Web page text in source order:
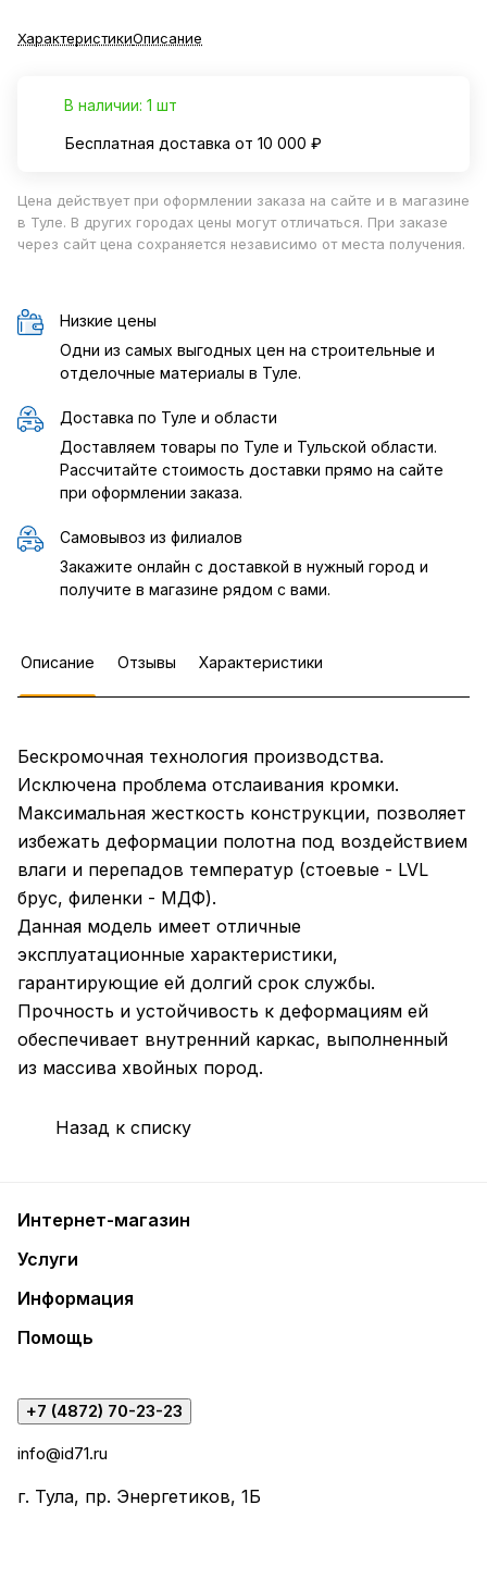
ХарактеристикиОписание
В наличии: 1 шт
Бесплатная доставка от 10 000 ₽
Цена действует при оформлении заказа на сайте и в магазине
в Туле. В других городах цены могут отличаться. При заказе
через сайт цена сохраняется независимо от места получения.
Низкие цены
Одни из самых выгодных цен на строительные и
отделочные материалы в Туле.
Доставка по Туле и области
Доставляем товары по Туле и Тульской области.
Рассчитайте стоимость доставки прямо на сайте
при оформлении заказа.
Самовывоз из филиалов
Закажите онлайн с доставкой в нужный город и
получите в магазине рядом с вами.
Описание Отзывы Характеристики
Бескромочная технология производства.
Исключена проблема отслаивания кромки.
Максимальная жесткость конструкции, позволяет
избежать деформации полотна под воздействием
влаги и перепадов температур (стоевые - LVL
брус, филенки - МДФ).
Данная модель имеет отличные
эксплуатационные характеристики,
гарантирующие ей долгий срок службы.
Прочность и устойчивость к деформациям ей
обеспечивает внутренний каркас, выполненный
из массива хвойных пород.
Назад к списку
Интернет-магазин
Услуги
Информация
Помощь
+7 (4872) 70-23-23
info@id71.ru
г. Тула, пр. Энергетиков, 1Б